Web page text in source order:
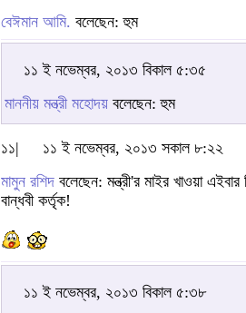
বেঈমান আমি. বলেছেন: হুম
১১ ই নভেম্বর, ২০১৩ বিকাল ৫:৩৫
মাননীয় মন্ত্রী মহোদয় বলেছেন: হুম
১১|
১১ ই নভেম্বর, ২০১৩ সকাল ৮:২২
মামুন রশিদ বলেছেন: মন্ত্রী'র মাইর খাওয়া এইবার
বান্ধবী কর্তৃক!
১১ ই নভেম্বর, ২০১৩ বিকাল ৫:৩৮